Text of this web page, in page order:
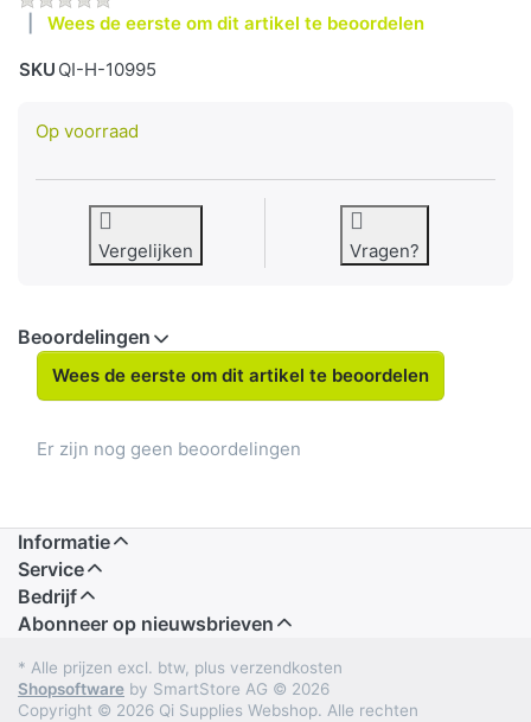
Wees de eerste om dit artikel te beoordelen
SKU QI-H-10995
Op voorraad
Vergelijken Vragen?
Beoordelingen
Wees de eerste om dit artikel te beoordelen
Er zijn nog geen beoordelingen
Informatie
Service
Bedrijf
Abonneer op nieuwsbrieven
* Alle prijzen excl. btw, plus verzendkosten
Shopsoftware by SmartStore AG © 2026
Copyright © 2026 Qi Supplies Webshop. Alle rechten